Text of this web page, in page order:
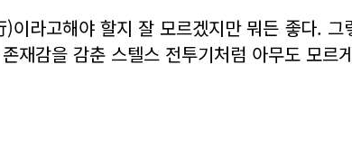
라고해야 할지 잘 모르겠지만 뭐든 좋다. 그
재감을 감춘 스텔스 전투기처럼 아무도 모르